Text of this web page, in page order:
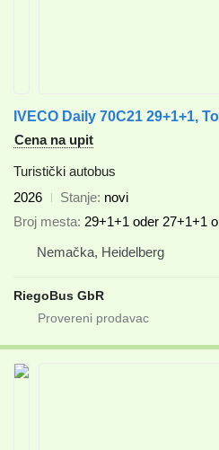
Cena na upit
Turistički autobus
2026
Stanje novi
Broj mesta 29+1+1 oder 27+1+1 o
Nemačka, Heidelberg
RiegoBus GbR